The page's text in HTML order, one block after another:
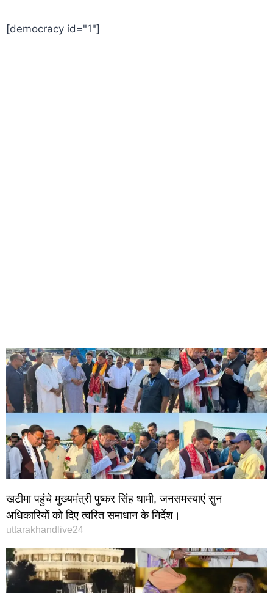
[democracy id="1"]
खटीमा पहुंचे मुख्यमंत्री पुष्कर सिंह धामी, जनसमस्याएं सुन
अधिकारियों को दिए त्वरित समाधान के निर्देश।
uttarakhandlive24